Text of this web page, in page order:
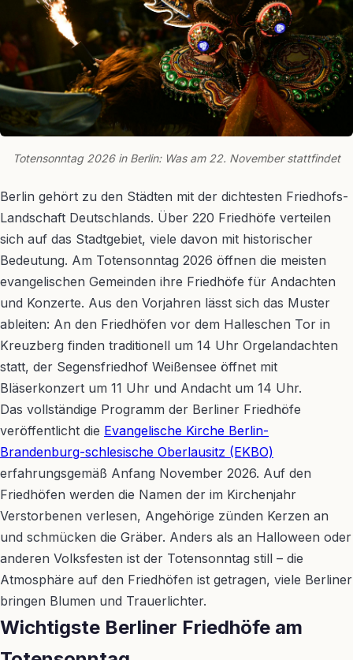
Totensonntag 2026 in Berlin: Was am 22. November stattfindet
Berlin gehört zu den Städten mit der dichtesten Friedhofs-
Landschaft Deutschlands. Über 220 Friedhöfe verteilen
sich auf das Stadtgebiet, viele davon mit historischer
Bedeutung. Am Totensonntag 2026 öffnen die meisten
evangelischen Gemeinden ihre Friedhöfe für Andachten
und Konzerte. Aus den Vorjahren lässt sich das Muster
ableiten: An den Friedhöfen vor dem Halleschen Tor in
Kreuzberg finden traditionell um 14 Uhr Orgelandachten
statt, der Segensfriedhof Weißensee öffnet mit
Bläserkonzert um 11 Uhr und Andacht um 14 Uhr.
Das vollständige Programm der Berliner Friedhöfe
veröffentlicht die Evangelische Kirche Berlin-
Brandenburg-schlesische Oberlausitz (EKBO)
erfahrungsgemäß Anfang November 2026. Auf den
Friedhöfen werden die Namen der im Kirchenjahr
Verstorbenen verlesen, Angehörige zünden Kerzen an
und schmücken die Gräber. Anders als an Halloween oder
anderen Volksfesten ist der Totensonntag still – die
Atmosphäre auf den Friedhöfen ist getragen, viele Berliner
bringen Blumen und Trauerlichter.
Wichtigste Berliner Friedhöfe am